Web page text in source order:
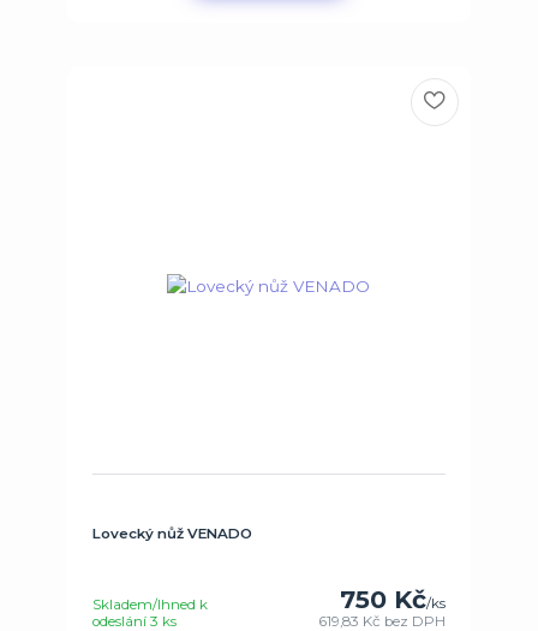
Lovecký nůž VENADO
750 Kč/ks
619,83 Kč bez DPH
Skladem/Ihned k
odeslání 3 ks